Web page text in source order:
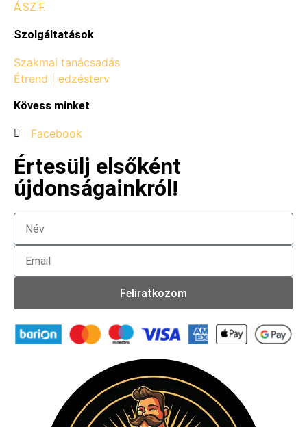
Á.SZ.F.
Szolgáltatások
Szakmai tanácsadás
Étrend | edzésterv
Kövess minket
Facebook
Értesülj elsőként
újdonságainkról!
Feliratkozom